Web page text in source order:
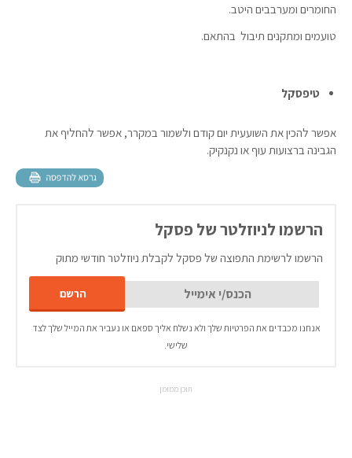
החומרים ומערבבים היטב.
טועמים ומתקנים תיבול בהתאם.
טיפסקל
אפשר להכין את השועעית יום קודם ולשמור במקרר, אפשר להחליף את
הגבינה ברצועות עוף או נקנקיק.
הרשמו לניוזלטר של פסקל
הרשמו לרשימת התפוצה של פסקל לקבלת ניוזלטר חודשי מתוק
אנחנו מכבדים את הפרטיות שלך ולא נשלח אליך ספאם או נעביר את המייל שלך לצד
שלישי.
תוכן ממומן